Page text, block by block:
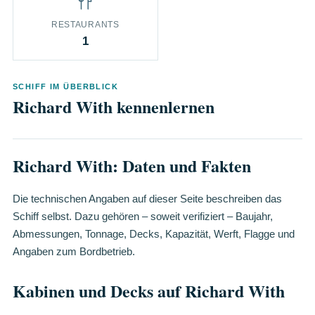
RESTAURANTS
1
SCHIFF IM ÜBERBLICK
Richard With kennenlernen
Richard With: Daten und Fakten
Die technischen Angaben auf dieser Seite beschreiben das
Schiff selbst. Dazu gehören – soweit verifiziert – Baujahr,
Abmessungen, Tonnage, Decks, Kapazität, Werft, Flagge und
Angaben zum Bordbetrieb.
Kabinen und Decks auf Richard With